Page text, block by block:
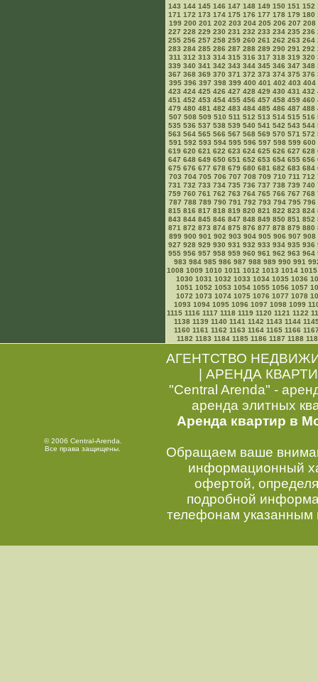
143 144 145 146 147 148 149 150 151 152
171 172 173 174 175 176 177 178 179 180
199 200 201 202 203 204 205 206 207 208
227 228 229 230 231 232 233 234 235 236
255 256 257 258 259 260 261 262 263 264
283 284 285 286 287 288 289 290 291 292
311 312 313 314 315 316 317 318 319 320
339 340 341 342 343 344 345 346 347 348
367 368 369 370 371 372 373 374 375 376
395 396 397 398 399 400 401 402 403 404
423 424 425 426 427 428 429 430 431 432
451 452 453 454 455 456 457 458 459 460
479 480 481 482 483 484 485 486 487 488
507 508 509 510 511 512 513 514 515 516
535 536 537 538 539 540 541 542 543 544
563 564 565 566 567 568 569 570 571 572
591 592 593 594 595 596 597 598 599 600
619 620 621 622 623 624 625 626 627 628
647 648 649 650 651 652 653 654 655 656
675 676 677 678 679 680 681 682 683 684
703 704 705 706 707 708 709 710 711 712
731 732 733 734 735 736 737 738 739 740
759 760 761 762 763 764 765 766 767 768
787 788 789 790 791 792 793 794 795 796
815 816 817 818 819 820 821 822 823 824
843 844 845 846 847 848 849 850 851 852
871 872 873 874 875 876 877 878 879 880
899 900 901 902 903 904 905 906 907 908
927 928 929 930 931 932 933 934 935 936
955 956 957 958 959 960 961 962 963 964
983 984 985 986 987 988 989 990 991
1008 1009 1010 1011 1012 1013 1014 1015
1030 1031 1032 1033 1034 1035 1036
1051 1052 1053 1054 1055 1056 1057
1072 1073 1074 1075 1076 1077 1078
1093 1094 1095 1096 1097 1098 1099
1115 1116 1117 1118 1119 1120 1121 1122
1138 1139 1140 1141 1142 1143 1144
1160 1161 1162 1163 1164 1165 1166
1182 1183 1184 1185 1186 1187 1188
© 2006 Central-Arenda.
Все права защищены.
АГЕНТСТВО
|АРЕНДА
"Central Arenda" -
аренда элитных
Аренда квартир в
Обращаем ваше
информационный
офертой,
подробной
телефонам указанным